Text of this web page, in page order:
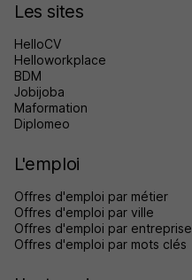
Les sites
HelloCV
Helloworkplace
BDM
Jobijoba
Maformation
Diplomeo
L'emploi
Offres d'emploi par métier
Offres d'emploi par ville
Offres d'emploi par entreprise
Offres d'emploi par mots clés